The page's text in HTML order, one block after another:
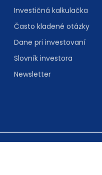
Investičná kalkulačka
Často kladené otázky
Dane pri investovaní
Slovník investora
Newsletter